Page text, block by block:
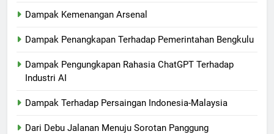
Dampak Kemenangan Arsenal
Dampak Penangkapan Terhadap Pemerintahan Bengkulu
Dampak Pengungkapan Rahasia ChatGPT Terhadap
Industri AI
Dampak Terhadap Persaingan Indonesia-Malaysia
Dari Debu Jalanan Menuju Sorotan Panggung